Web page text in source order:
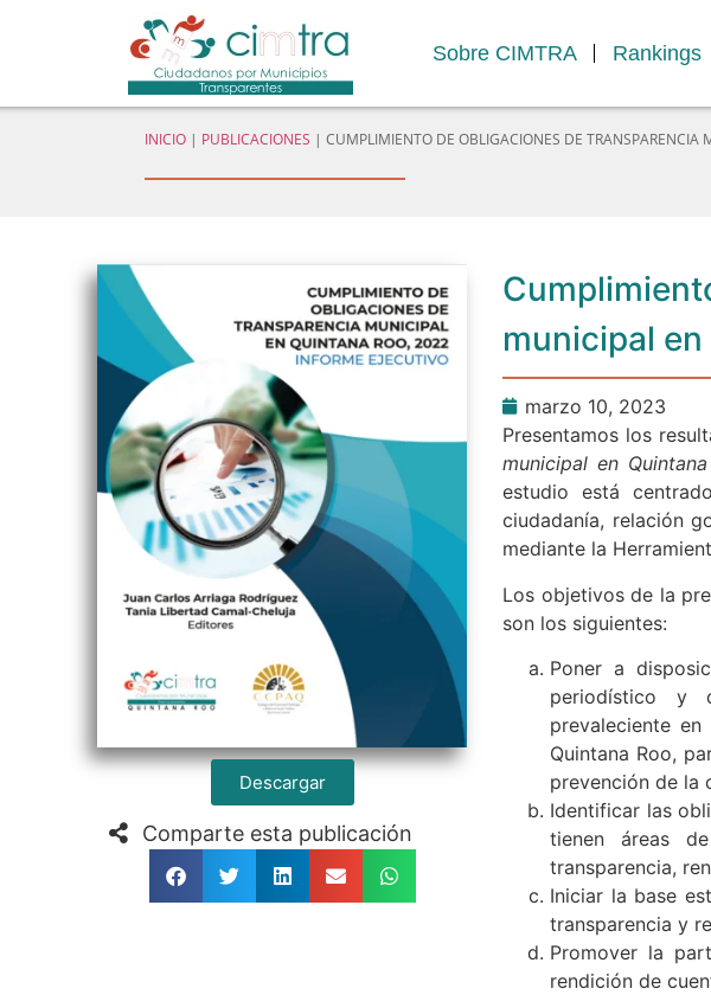
Sobre CIMTRA Rankings
INICIO | PUBLICACIONES | CUMPLIMIENTO DE OBLIGACIONES DE
Descargar
Comparte esta publicación
municipal
marzo 10, 2023
Presentamos los
municipal en
estudio está
ciudadanía, relación
mediante la
Los objetivos de la
son los siguientes:
Poner a
periodístico y
prevaleciente
Quintana Roo,
prevención de la
Identificar las
tienen áreas
transparencia,
Iniciar la base
transparencia y
Promover la
rendición de